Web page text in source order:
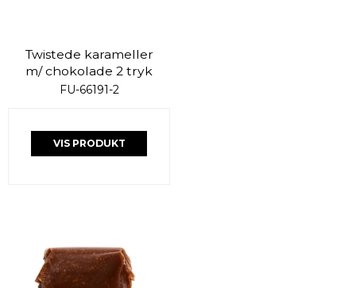
Twistede karameller
m/ chokolade 2 tryk
FU-66191-2
VIS PRODUKT